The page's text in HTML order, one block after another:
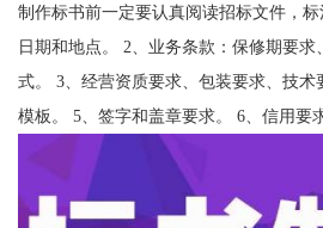
制作标书前一定要认真阅读招标文件，
日期和地点。 2、业务条款：保修期要
式。 3、经营资质要求、包装要求、技
模板。 5、签字和盖章要求。 6、信用要